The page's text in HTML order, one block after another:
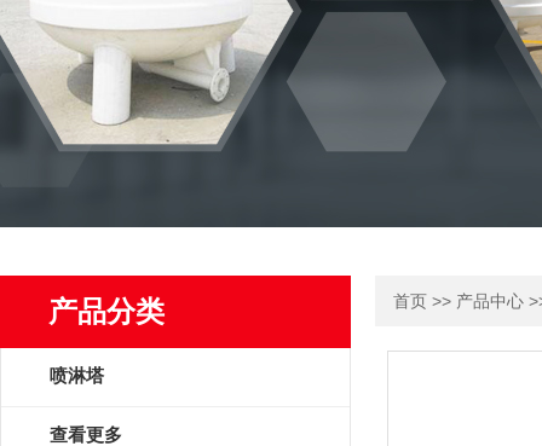
产品分类
喷淋塔
查看更多
首页 >> 产品中心